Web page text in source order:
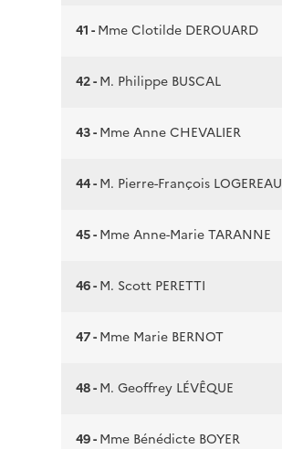
41 -Mme Clotilde DEROUARD
42 -M. Philippe BUSCAL
43 -Mme Anne CHEVALIER
44 -M. Pierre-François LOGEREAU
45 -Mme Anne-Marie TARANNE
46 -M. Scott PERETTI
47 -Mme Marie BERNOT
48 -M. Geoffrey LÉVÊQUE
49 -Mme Bénédicte BOYER